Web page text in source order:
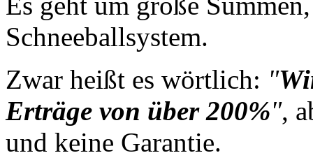
Schneeballsystem.
Zwar heißt es wörtlich: "
Erträge von über 200%",
und keine Garantie.